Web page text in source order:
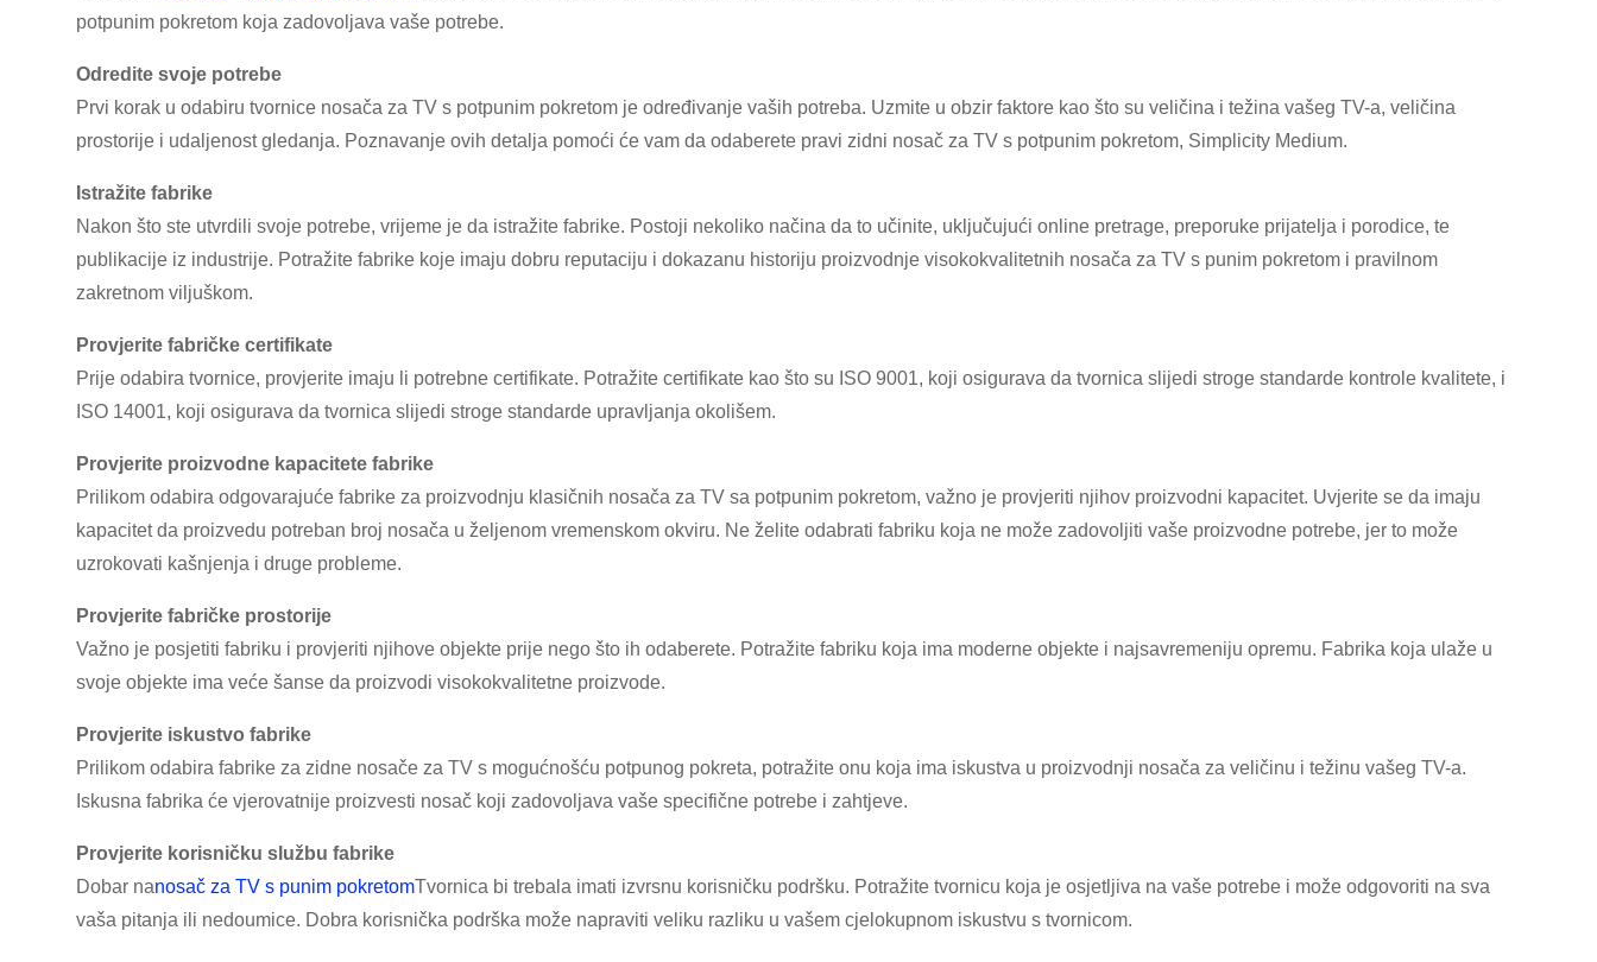
potpunim pokretom koja zadovoljava vaše potrebe.
Odredite svoje potrebe
Prvi korak u odabiru tvornice nosača za TV s potpunim pokretom je određivanje vaših potreba. Uzmite u obzir faktore kao što su veličina i težina vašeg TV-a, veličina
prostorije i udaljenost gledanja. Poznavanje ovih detalja pomoći će vam da odaberete pravi zidni nosač za TV s potpunim pokretom, Simplicity Medium.
Istražite fabrike
Nakon što ste utvrdili svoje potrebe, vrijeme je da istražite fabrike. Postoji nekoliko načina da to učinite, uključujući online pretrage, preporuke prijatelja i porodice, te
publikacije iz industrije. Potražite fabrike koje imaju dobru reputaciju i dokazanu historiju proizvodnje visokokvalitetnih nosača za TV s punim pokretom i pravilnom
zakretnom viljuškom.
Provjerite fabričke certifikate
Prije odabira tvornice, provjerite imaju li potrebne certifikate. Potražite certifikate kao što su ISO 9001, koji osigurava da tvornica slijedi stroge standarde kontrole kvalitete, i
ISO 14001, koji osigurava da tvornica slijedi stroge standarde upravljanja okolišem.
Provjerite proizvodne kapacitete fabrike
Prilikom odabira odgovarajuće fabrike za proizvodnju klasičnih nosača za TV sa potpunim pokretom, važno je provjeriti njihov proizvodni kapacitet. Uvjerite se da imaju
kapacitet da proizvedu potreban broj nosača u željenom vremenskom okviru. Ne želite odabrati fabriku koja ne može zadovoljiti vaše proizvodne potrebe, jer to može
uzrokovati kašnjenja i druge probleme.
Provjerite fabričke prostorije
Važno je posjetiti fabriku i provjeriti njihove objekte prije nego što ih odaberete. Potražite fabriku koja ima moderne objekte i najsavremeniju opremu. Fabrika koja ulaže u
svoje objekte ima veće šanse da proizvodi visokokvalitetne proizvode.
Provjerite iskustvo fabrike
Prilikom odabira fabrike za zidne nosače za TV s mogućnošću potpunog pokreta, potražite onu koja ima iskustva u proizvodnji nosača za veličinu i težinu vašeg TV-a.
Iskusna fabrika će vjerovatnije proizvesti nosač koji zadovoljava vaše specifične potrebe i zahtjeve.
Provjerite korisničku službu fabrike
Dobar nanosač za TV s punim pokretomTvornica bi trebala imati izvrsnu korisničku podršku. Potražite tvornicu koja je osjetljiva na vaše potrebe i može odgovoriti na sva
vaša pitanja ili nedoumice. Dobra korisnička podrška može napraviti veliku razliku u vašem cjelokupnom iskustvu s tvornicom.